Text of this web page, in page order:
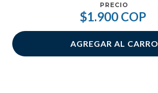
PRECIO
$1.900 COP
AGREGAR AL CARRO